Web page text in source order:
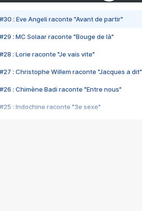
#30 : Eve Angeli raconte "Avant de partir"
#29 : MC Solaar raconte "Bouge de là"
#28 : Lorie raconte "Je vais vite"
#27 : Christophe Willem raconte "Jacques a dit"
#26 : Chimène Badi raconte "Entre nous"
#25 : Indochine raconte "3e sexe"